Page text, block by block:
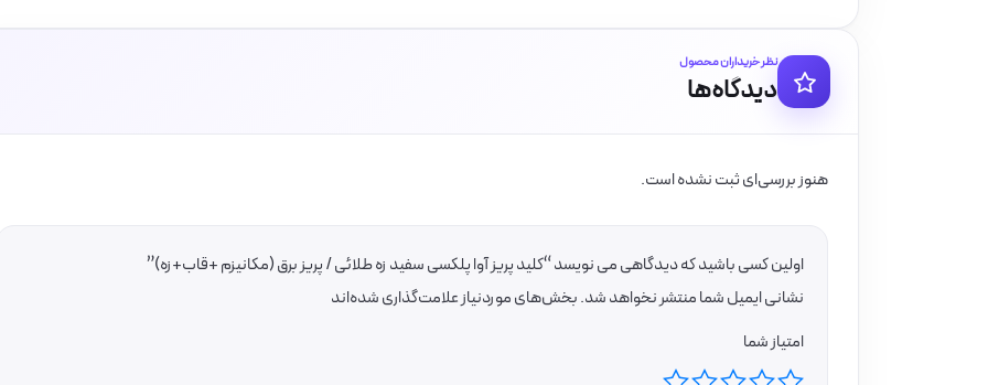
نظر خریداران محصول
دیدگاه‌ها
هنوز بررسی‌ای ثبت نشده است.
اولین کسی باشید که دیدگاهی می نویسد “کلید پریز آوا پلکسی سفید زه طلائی / پریز برق (مکانیزم +قاب+زه)”
نشانی ایمیل شما منتشر نخواهد شد.بخش‌های موردنیاز علامت‌گذاری شده‌اند
امتیاز شما